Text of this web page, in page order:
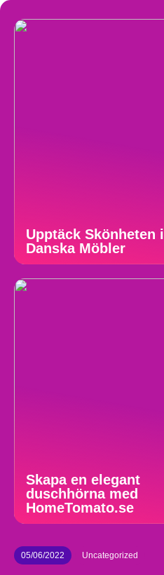
Upptäck Skönheten i
Danska Möbler
Skapa en elegant
duschhörna med
HomeTomato.se
05/06/2022 Uncategorized